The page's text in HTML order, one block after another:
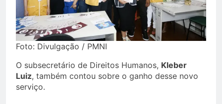
Foto: Divulgação / PMNI
O subsecretário de Direitos Humanos, Kleber
Luiz, também contou sobre o ganho desse novo
serviço.